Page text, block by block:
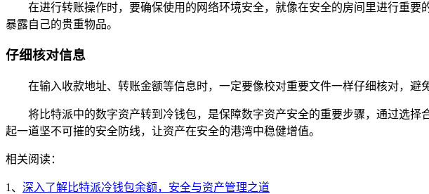
在进行转账操作时，要确保使用的网络环境安全，就像在安全的房间里进行重
暴露自己的贵重物品。
仔细核对信息
在输入收款地址、转账金额等信息时，一定要像校对重要文件一样仔细核对，
将比特派中的数字资产转到冷钱包，是保障数字资产安全的重要步骤，通过选
起一道坚不可摧的安全防线，让资产在安全的港湾中稳健增值。
相关阅读：
1、 深入了解比特派冷钱包余额，安全与资产管理之道